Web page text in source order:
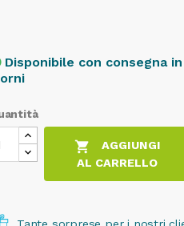
Disponibile con consegna

AGGIUNGI
AL CARRELLO
Tante sorprese per i nostri